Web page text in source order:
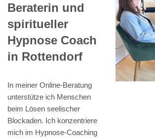
Beraterin und
spiritueller
Hypnose Coach
in Rottendorf
In meiner Online-Beratung
unterstütze ich Menschen
beim Lösen seelischer
Blockaden. Ich konzentriere
mich im Hypnose-Coaching